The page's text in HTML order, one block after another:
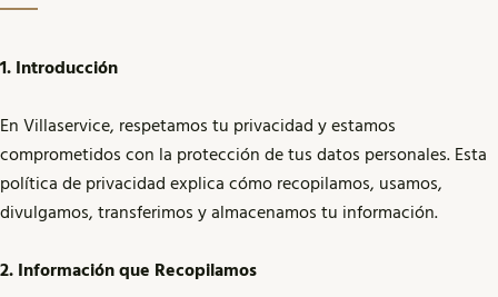
1. Introducción
En Villaservice, respetamos tu privacidad y estamos
comprometidos con la protección de tus datos personales. Esta
política de privacidad explica cómo recopilamos, usamos,
divulgamos, transferimos y almacenamos tu información.
2. Información que Recopilamos